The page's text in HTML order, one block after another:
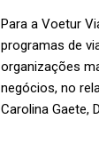
Para a Voetur
programas de
organizações
negócios, no
Carolina Gaete,